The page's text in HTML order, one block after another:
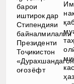
барои
иштирок дар
Стипендияи
байналмилалии
Президенти
Тоҷикистон
оғоз ёфт